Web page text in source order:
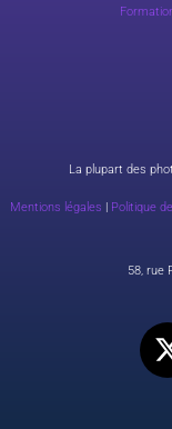
La plupart des
Mentions légales Politique
58, rue